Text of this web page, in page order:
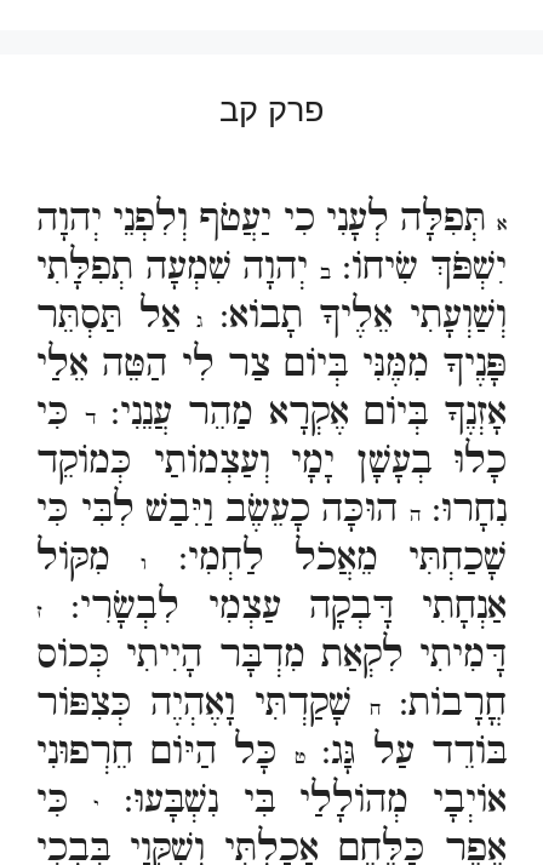
פרק קב
א תְּפִלָּה לְעָנִי כִי יַעֲטֹף וְלִפְנֵי יְהוָה
יִשְׁפֹּךְ שִׂיחוֹ:ב יְהוָה שִׁמְעָה תְפִלָּתִי
וְשַׁוְעָתִי אֵלֶיךָ תָבוֹא:
גאַל תַּסְתֵּר
פָּנֶיךָ מִמֶּנִּי בְּיוֹם צַר לִי הַטֵּה אֵלַי
אָזְנֶךָ בְּיוֹם אֶקְרָא מַהֵר עֲנֵנִי:ד
כִּי
כָלוּ בְעָשָׁן יָמָי וְעַצְמוֹתַי כְּמוֹקֵד
נִחָרוּ:ה הוּכָּה כָעֵשֶׂב וַיִּבַשׁ לִבִּי כִּי
שָׁכַחְתִּי מֵאֲכֹל לַחְמִי:
ומִקּוֹל
אַנְחָתִי דָּבְקָה עַצְמִי לִבְשָׂרִי:
ז
דָּמִיתִי לִקְאַת מִדְבָּר הָיִיתִי כְּכוֹס
חֳרָבוֹת:ח
שָׁקַדְתִּי וָאֶהְיֶה כְּצִפּוֹר
בּוֹדֵד עַל גָּג:ט
כָּל הַיּוֹם חֵרְפוּנִי
אוֹיְבָי מְהוֹלָלַי בִּי נִשְׁבָּעוּ:
יכִּי
אֵפֶר כַּלֶּחֶם אָכָלְתִּי וְשִׁקֻּוַי בִּבְכִי